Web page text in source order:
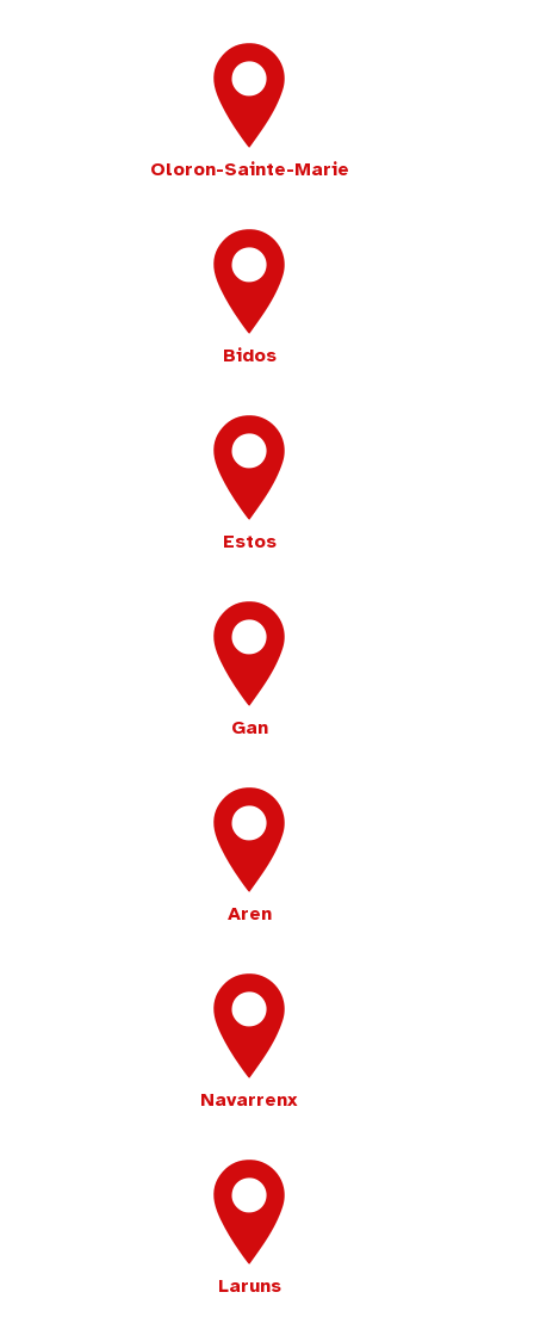
Oloron-Sainte-Marie
Bidos
Estos
Gan
Aren
Navarrenx
Laruns